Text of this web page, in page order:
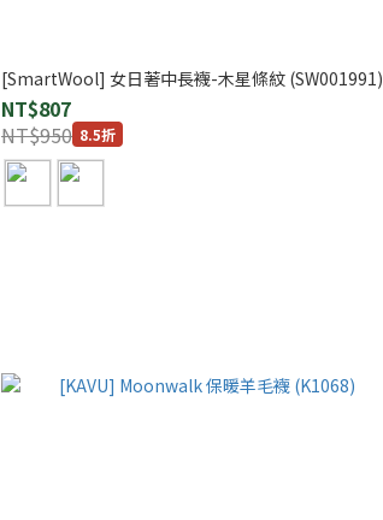
[SmartWool] 女日著中長襪-木星條紋 (SW001991)
NT$807
NT$950 8.5折